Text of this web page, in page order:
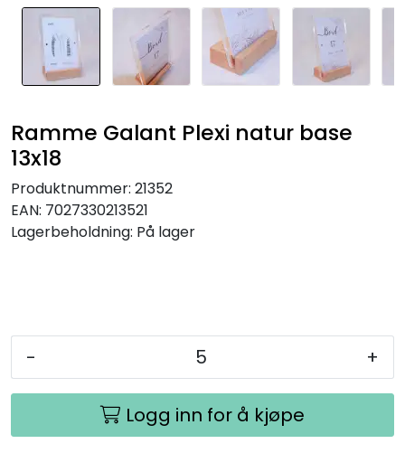
Ramme Galant Plexi natur base
13x18
Produktnummer: 21352
EAN: 7027330213521
Lagerbeholdning: På lager
- +
Logg inn for å kjøpe